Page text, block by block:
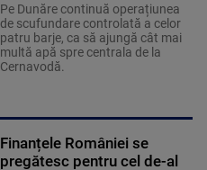
Pe Dunăre continuă operațiunea
de scufundare controlată a celor
patru barje, ca să ajungă cât mai
multă apă spre centrala de la
Cernavodă.
Finanțele României se
pregătesc pentru cel de-al